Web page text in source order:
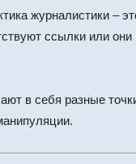
журналистики –
ссылки или
в себя разные